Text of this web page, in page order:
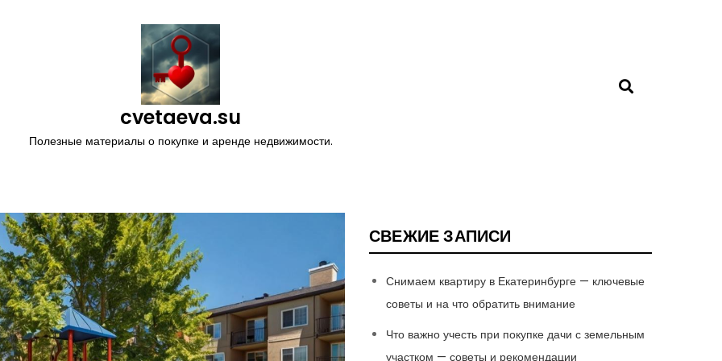
cvetaeva.su
Полезные материалы о покупке и аренде недвижимости.
СВЕЖИЕ ЗАПИСИ
Снимаем квартиру в Екатеринбурге — ключевые
советы и на что обратить внимание
Что важно учесть при покупке дачи с земельным
участком — советы и рекомендации